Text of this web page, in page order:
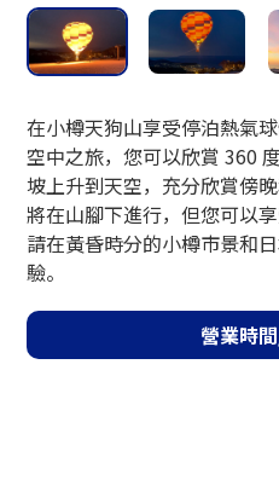
在小樽天狗山享受停泊熱氣
空中之旅，您可以欣賞 360
坡上升到天空，充分欣賞傍
將在山腳下進行，但您可以
請在黃昏時分的小樽市景和
驗。
營業時
營業時間
10月1日（週四）起
費用